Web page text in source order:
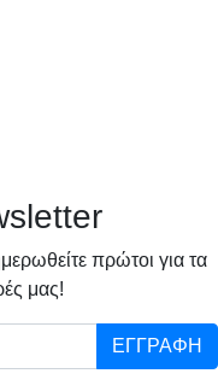
πρώτοι για τα
μας!
ΕΓΓΡΑΦΗ